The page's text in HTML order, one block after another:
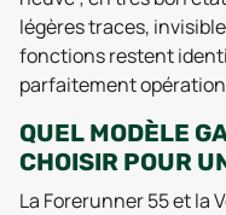
légères traces,
fonctions restent
parfaitement
QUEL MODÈLE
CHOISIR POUR
La Forerunner 55 et la